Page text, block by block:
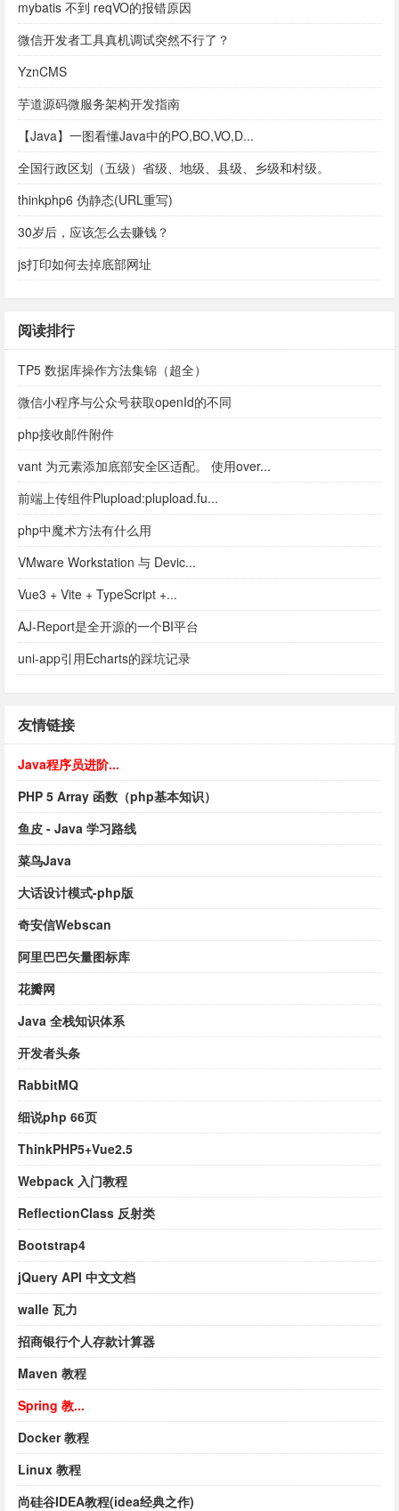
mybatis 不到 reqVO的报错原因
微信开发者工具真机调试突然不行了？
YznCMS
芋道源码微服务架构开发指南
【Java】一图看懂Java中的PO,BO,VO,D...
全国行政区划（五级）省级、地级、县级、乡级和村级。
thinkphp6 伪静态(URL重写)
30岁后，应该怎么去赚钱？
js打印如何去掉底部网址
阅读排行
TP5 数据库操作方法集锦（超全）
微信小程序与公众号获取openId的不同
php接收邮件附件
vant 为元素添加底部安全区适配。 使用over...
前端上传组件Plupload:plupload.fu...
php中魔术方法有什么用
VMware Workstation 与 Devic...
Vue3 + Vite + TypeScript +...
AJ-Report是全开源的一个BI平台
uni-app引用Echarts的踩坑记录
友情链接
Java程序员进阶...
PHP 5 Array 函数（php基本知识）
鱼皮 - Java 学习路线
菜鸟Java
大话设计模式-php版
奇安信Webscan
阿里巴巴矢量图标库
花瓣网
Java 全栈知识体系
开发者头条
RabbitMQ
细说php 66页
ThinkPHP5+Vue2.5
Webpack 入门教程
ReflectionClass 反射类
Bootstrap4
jQuery API 中文文档
walle 瓦力
招商银行个人存款计算器
Maven 教程
Spring 教...
Docker 教程
Linux 教程
尚硅谷IDEA教程(idea经典之作)